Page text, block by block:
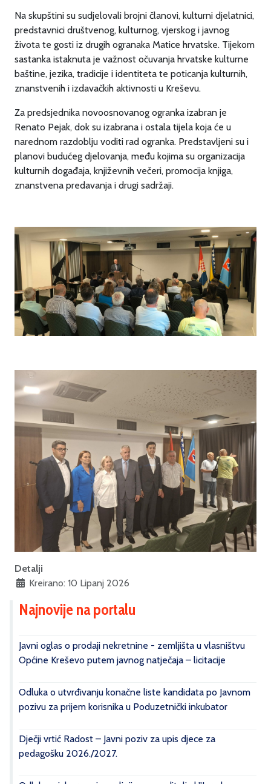
Na skupštini su sudjelovali brojni članovi, kulturni djelatnici,
predstavnici društvenog, kulturnog, vjerskog i javnog
života te gosti iz drugih ogranaka Matice hrvatske. Tijekom
sastanka istaknuta je važnost očuvanja hrvatske kulturne
baštine, jezika, tradicije i identiteta te poticanja kulturnih,
znanstvenih i izdavačkih aktivnosti u Kreševu.
Za predsjednika novoosnovanog ogranka izabran je
Renato Pejak, dok su izabrana i ostala tijela koja će u
narednom razdoblju voditi rad ogranka. Predstavljeni su i
planovi budućeg djelovanja, među kojima su organizacija
kulturnih događaja, književnih večeri, promocija knjiga,
znanstvena predavanja i drugi sadržaji.
Detalji
Kreirano: 10 Lipanj 2026
Najnovije na portalu
Javni oglas o prodaji nekretnine - zemljišta u vlasništvu
Općine Kreševo putem javnog natječaja – licitacije
Odluka o utvrđivanju konačne liste kandidata po Javnom
pozivu za prijem korisnika u Poduzetnički inkubator
Dječji vrtić Radost – Javni poziv za upis djece za
pedagošku 2026./2027.